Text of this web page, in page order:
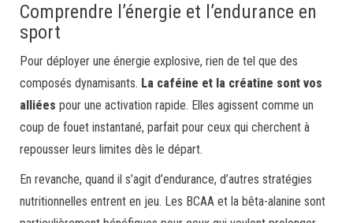
Comprendre l’énergie et l’endurance en
sport
Pour déployer une énergie explosive, rien de tel que des
composés dynamisants. La caféine et la créatine sont vos
alliées pour une activation rapide. Elles agissent comme un
coup de fouet instantané, parfait pour ceux qui cherchent à
repousser leurs limites dès le départ.
En revanche, quand il s’agit d’endurance, d’autres stratégies
nutritionnelles entrent en jeu. Les BCAA et la bêta-alanine sont